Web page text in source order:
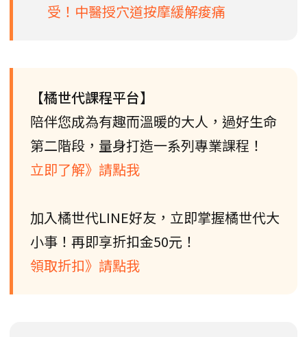
受！中醫授穴道按摩緩解痠痛
【橘世代課程平台】
陪伴您成為有趣而溫暖的大人，過好生命
第二階段，量身打造一系列專業課程！
立即了解》請點我
加入橘世代LINE好友，立即掌握橘世代大
小事！再即享折扣金50元！
領取折扣》請點我